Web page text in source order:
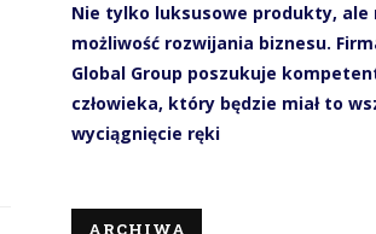
Nie tylko luksusowe produkty, ale
możliwość rozwijania biznesu.
Global Group poszukuje
człowieka, który będzie miał to
wyciągnięcie ręki
ARCHIWA